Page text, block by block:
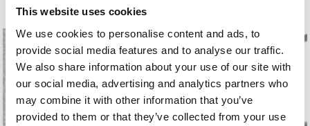
This website uses cookies
We use cookies to personalise content and ads, to
provide social media features and to analyse our traffic.
We also share information about your use of our site with
our social media, advertising and analytics partners who
may combine it with other information that you’ve
provided to them or that they’ve collected from your use